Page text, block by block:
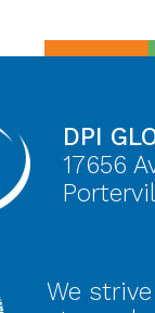
DPI
17656
We